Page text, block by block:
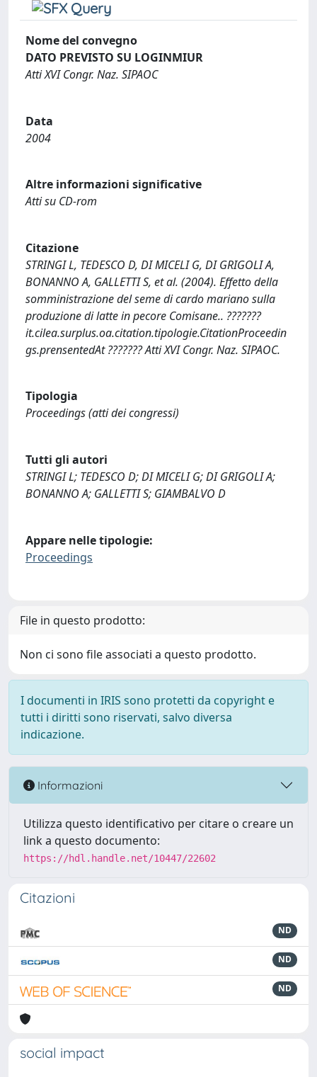
Nome del convegno
DATO PREVISTO SU LOGINMIUR
Atti XVI Congr. Naz. SIPAOC
Data
2004
Altre informazioni significative
Atti su CD-rom
Citazione
STRINGI L, TEDESCO D, DI MICELI G, DI GRIGOLI A,
BONANNO A, GALLETTI S, et al. (2004). Effetto della
somministrazione del seme di cardo mariano sulla
produzione di latte in pecore Comisane.. ???????
it.cilea.surplus.oa.citation.tipologie.CitationProceedin
gs.prensentedAt ??????? Atti XVI Congr. Naz. SIPAOC.
Tipologia
Proceedings (atti dei congressi)
Tutti gli autori
STRINGI L; TEDESCO D; DI MICELI G; DI GRIGOLI A;
BONANNO A; GALLETTI S; GIAMBALVO D
Appare nelle tipologie:
Proceedings
File in questo prodotto:
Non ci sono file associati a questo prodotto.
I documenti in IRIS sono protetti da copyright e
tutti i diritti sono riservati, salvo diversa
indicazione.
Informazioni
Utilizza questo identificativo per citare o creare un
link a questo documento:
https://hdl.handle.net/10447/22602
Citazioni
ND
ND
ND
social impact